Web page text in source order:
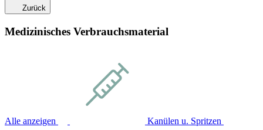
Zurück
Medizinisches Verbrauchsmaterial
Alle anzeigen Kanülen u. Spritzen